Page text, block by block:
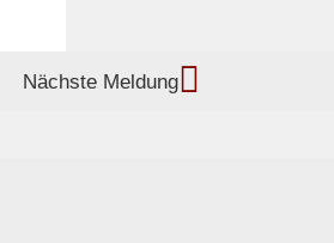
Nächste Meldung